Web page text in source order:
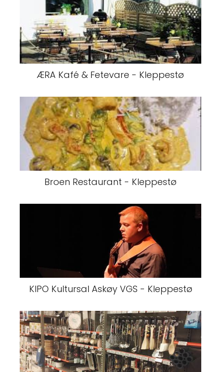
ÆRA Kafé & Fetevare - Kleppestø
Broen Restaurant - Kleppestø
KIPO Kultursal Askøy VGS - Kleppestø